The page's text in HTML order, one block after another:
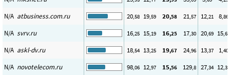
N/A atbusiness.com.ru 20,58 19,59 20,58 21,57 12,21 8,86
N/A svrv.ru 16,25 15,19 16,25 17,30 20,69 15,68
N/A askl-dv.ru 18,54 13,25 19,67 24,96 13,37 1,40
N/A novotelecom.ru 98,06 12,97 15,56 129,8 27,34 12,36